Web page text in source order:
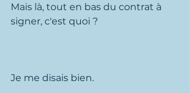
Mais là, tout en bas du contrat à
signer, c'est quoi ?
Je me disais bien.